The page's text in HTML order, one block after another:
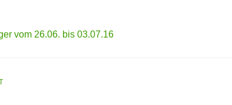
vom 26.06. bis 03.07.16